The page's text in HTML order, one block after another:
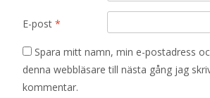
E-post *
Spara mitt namn, min e-postadress
denna webbläsare till nästa gång jag
kommentar.